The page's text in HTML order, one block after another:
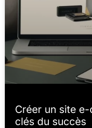
Créer un site
clés du succès